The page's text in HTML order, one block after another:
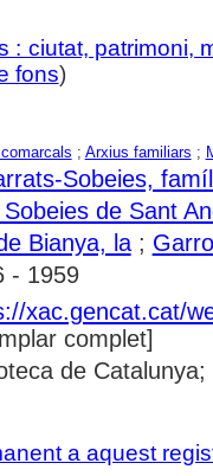
: ciutat, patrimoni,
fons)
; Arxius familiars ;
Sobeies,
de Sant
Bianya, la;
- 1959
xac.gencat.cat/
complet]
de
a aquest